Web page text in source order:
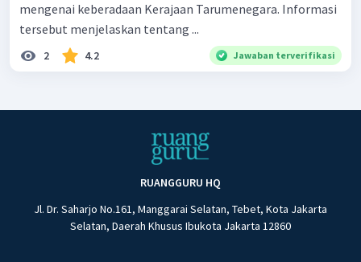
mengenai keberadaan Kerajaan Tarumenegara. Informasi
tersebut menjelaskan tentang ...
2 4.2 Jawaban terverifikasi
RUANGGURU HQ
Jl. Dr. Saharjo No.161, Manggarai Selatan, Tebet, Kota Jakarta
Selatan, Daerah Khusus Ibukota Jakarta 12860